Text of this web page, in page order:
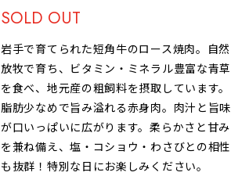
SOLD OUT
岩手で育てられた短角牛のロース焼肉。自然
放牧で育ち、ビタミン・ミネラル豊富な青草
を食べ、地元産の粗飼料を摂取しています。
脂肪少なめで旨み溢れる赤身肉。肉汁と旨味
が口いっぱいに広がります。柔らかさと甘み
を兼ね備え、塩・コショウ・わさびとの相性
も抜群！特別な日にお楽しみください。